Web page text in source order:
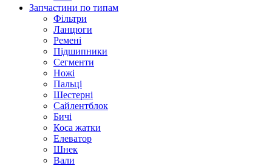
Запчастини по типам
Фільтри
Ланцюги
Ремені
Підшипники
Сегменти
Ножі
Пальці
Шестерні
Сайлентблок
Бичі
Коса жатки
Елеватор
Шнек
Вали